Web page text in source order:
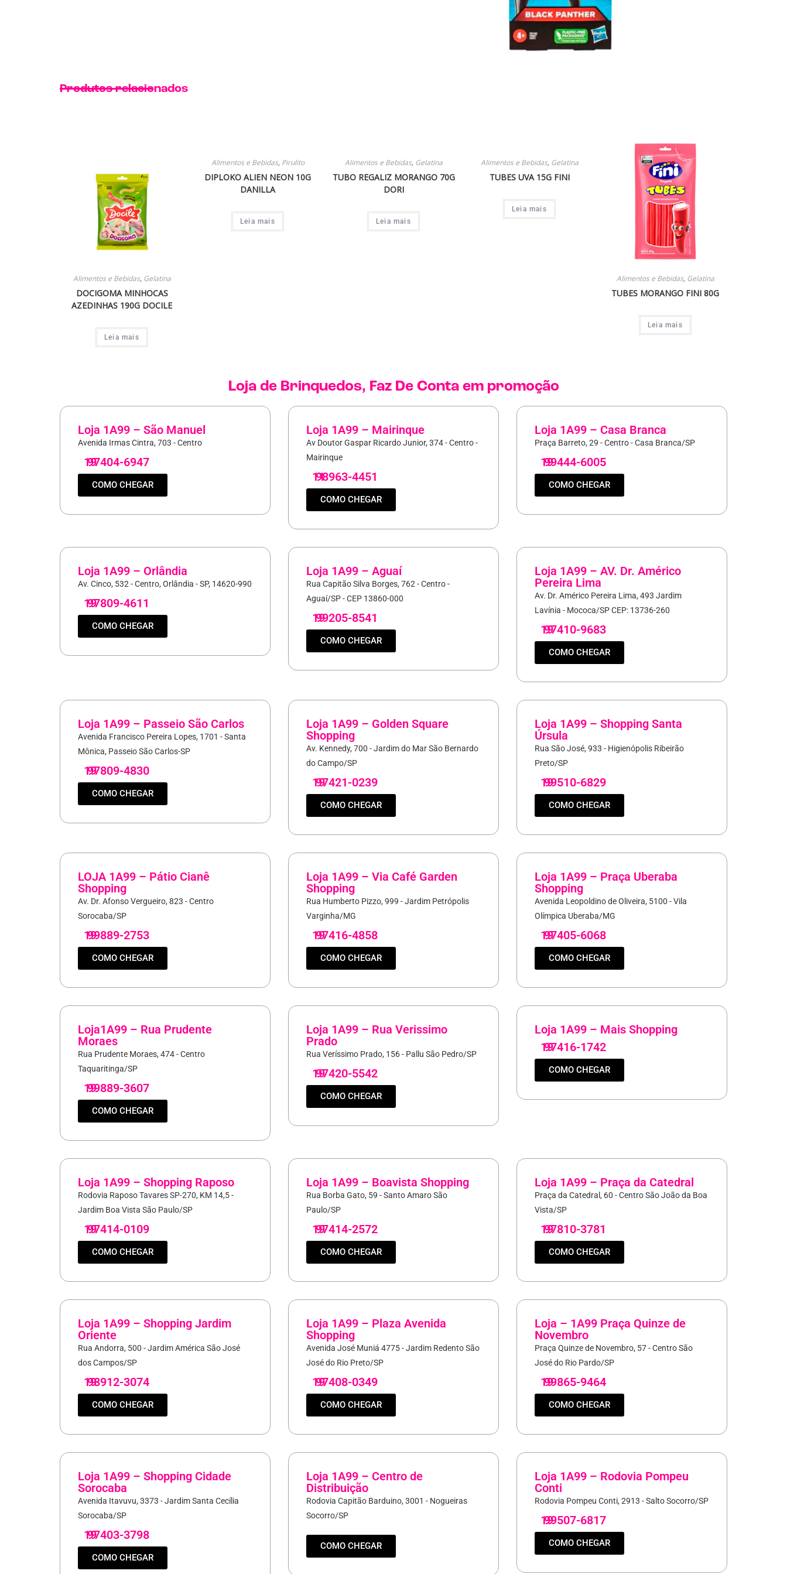
Produtos relacionados
Alimentos e Bebidas, Gelatina
DOCIGOMA MINHOCAS
AZEDINHAS 190G DOCILE
Leia mais
Alimentos e Bebidas, Pirulito
DIPLOKO ALIEN NEON 10G
DANILLA
Leia mais
Alimentos e Bebidas, Gelatina
TUBO REGALIZ MORANGO 70G
DORI
Leia mais
Alimentos e Bebidas, Gelatina
TUBES UVA 15G FINI
Leia mais
Alimentos e Bebidas, Gelatina
TUBES MORANGO FINI 80G
Leia mais
Loja de Brinquedos, Faz De Contaem promoção
Loja 1A99 – São Manuel
Avenida Irmas Cintra, 703 - Centro
19
97404-6947
COMO CHEGAR
Loja 1A99 – Mairinque
Av Doutor Gaspar Ricardo Junior, 374 - Centro -
Mairinque
11
98963-4451
COMO CHEGAR
Loja 1A99 – Casa Branca
Praça Barreto, 29 - Centro - Casa Branca/SP
19
99444-6005
COMO CHEGAR
Loja 1A99 – Orlândia
Av. Cinco, 532 - Centro, Orlândia - SP, 14620-990
19
97809-4611
COMO CHEGAR
Loja 1A99 – Aguaí
Rua Capitão Silva Borges, 762 - Centro -
Aguaí/SP - CEP 13860-000
19
99205-8541
COMO CHEGAR
Loja 1A99 – AV. Dr. Américo
Pereira Lima
Av. Dr. Américo Pereira Lima, 493 Jardim
Lavínia - Mococa/SP CEP: 13736-260
19
97410-9683
COMO CHEGAR
Loja 1A99 – Passeio São Carlos
Avenida Francisco Pereira Lopes, 1701 - Santa
Mônica, Passeio São Carlos-SP
19
97809-4830
COMO CHEGAR
Loja 1A99 – Golden Square
Shopping
Av. Kennedy, 700 - Jardim do Mar São Bernardo
do Campo/SP
19
97421-0239
COMO CHEGAR
Loja 1A99 – Shopping Santa
Úrsula
Rua São José, 933 - Higienópolis Ribeirão
Preto/SP
19
99510-6829
COMO CHEGAR
LOJA 1A99 – Pátio Cianê
Shopping
Av. Dr. Afonso Vergueiro, 823 - Centro
Sorocaba/SP
19
99889-2753
COMO CHEGAR
Loja 1A99 – Via Café Garden
Shopping
Rua Humberto Pizzo, 999 - Jardim Petrópolis
Varginha/MG
19
97416-4858
COMO CHEGAR
Loja 1A99 – Praça Uberaba
Shopping
Avenida Leopoldino de Oliveira, 5100 - Vila
Olímpica Uberaba/MG
19
97405-6068
COMO CHEGAR
Loja1A99 – Rua Prudente
Moraes
Rua Prudente Moraes, 474 - Centro
Taquaritinga/SP
19
99889-3607
COMO CHEGAR
Loja 1A99 – Rua Verissimo
Prado
Rua Veríssimo Prado, 156 - Pallu São Pedro/SP
19
97420-5542
COMO CHEGAR
Loja 1A99 – Mais Shopping
19
97416-1742
COMO CHEGAR
Loja 1A99 – Shopping Raposo
Rodovia Raposo Tavares SP-270, KM 14,5 -
Jardim Boa Vista São Paulo/SP
19
97414-0109
COMO CHEGAR
Loja 1A99 – Boavista Shopping
Rua Borba Gato, 59 - Santo Amaro São
Paulo/SP
19
97414-2572
COMO CHEGAR
Loja 1A99 – Praça da Catedral
Praça da Catedral, 60 - Centro São João da Boa
Vista/SP
19
97810-3781
COMO CHEGAR
Loja 1A99 – Shopping Jardim
Oriente
Rua Andorra, 500 - Jardim América São José
dos Campos/SP
19
98912-3074
COMO CHEGAR
Loja 1A99 – Plaza Avenida
Shopping
Avenida José Muniá 4775 - Jardim Redento São
José do Rio Preto/SP
19
97408-0349
COMO CHEGAR
Loja – 1A99 Praça Quinze de
Novembro
Praça Quinze de Novembro, 57 - Centro São
José do Rio Pardo/SP
19
99865-9464
COMO CHEGAR
Loja 1A99 – Shopping Cidade
Sorocaba
Avenida Itavuvu, 3373 - Jardim Santa Cecília
Sorocaba/SP
19
97403-3798
COMO CHEGAR
Loja 1A99 – Centro de
Distribuição
Rodovia Capitão Barduino, 3001 - Nogueiras
Socorro/SP
COMO CHEGAR
Loja 1A99 – Rodovia Pompeu
Conti
Rodovia Pompeu Conti, 2913 - Salto Socorro/SP
19
99507-6817
COMO CHEGAR